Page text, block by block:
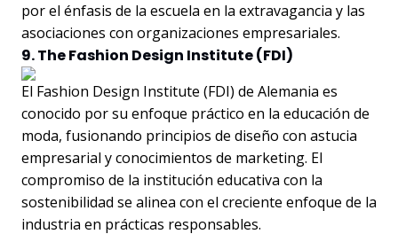
por el énfasis de la escuela en la extravagancia y las
asociaciones con organizaciones empresariales.
9. The Fashion Design Institute (FDI)
El Fashion Design Institute (FDI) de Alemania es
conocido por su enfoque práctico en la educación de
moda, fusionando principios de diseño con astucia
empresarial y conocimientos de marketing. El
compromiso de la institución educativa con la
sostenibilidad se alinea con el creciente enfoque de la
industria en prácticas responsables.